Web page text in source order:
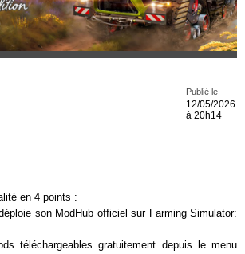
Publié le
12/05/2026
à 20h14
en 4 points :
son ModHub officiel sur Farming Simulator:
téléchargeables gratuitement depuis le menu